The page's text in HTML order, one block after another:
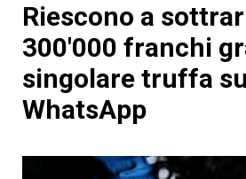
Riescono a
300'000 franchi
singolare truffa su
WhatsApp